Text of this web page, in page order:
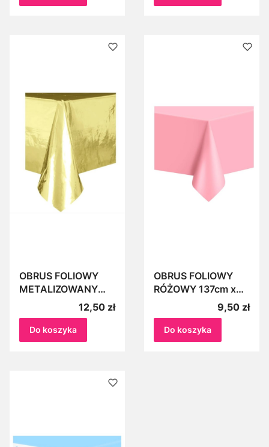
różowe złoto
OBRUS FOLIOWY
METALIZOWANY
ZŁOTY 137cm x
274cm
BŁYSZCZĄCY
Cena
12,50 zł
Do koszyka
OBRUS FOLIOWY
RÓŻOWY 137cm x
274cm CerataCena
9,50 zł
Do koszyka